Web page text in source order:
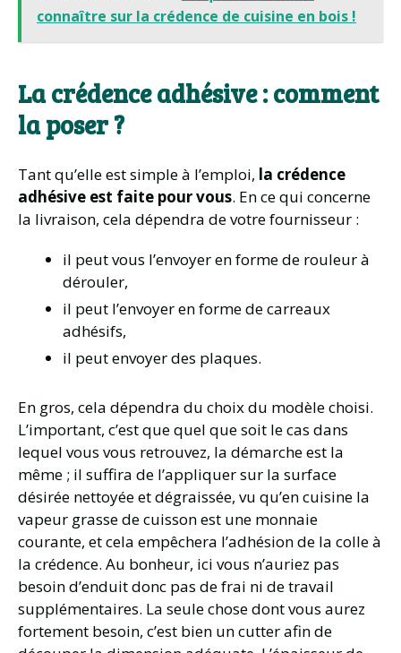
connaître sur la crédence de cuisine en bois !
La crédence adhésive : comment
la poser ?
Tant qu’elle est simple à l’emploi, la crédence
adhésive est faite pour vous. En ce qui concerne
la livraison, cela dépendra de votre fournisseur :
il peut vous l’envoyer en forme de rouleur à
dérouler,
il peut l’envoyer en forme de carreaux
adhésifs,
il peut envoyer des plaques.
En gros, cela dépendra du choix du modèle choisi.
L’important, c’est que quel que soit le cas dans
lequel vous vous retrouvez, la démarche est la
même ; il suffira de l’appliquer sur la surface
désirée nettoyée et dégraissée, vu qu’en cuisine la
vapeur grasse de cuisson est une monnaie
courante, et cela empêchera l’adhésion de la colle à
la crédence. Au bonheur, ici vous n’auriez pas
besoin d’enduit donc pas de frai ni de travail
supplémentaires. La seule chose dont vous aurez
fortement besoin, c’est bien un cutter afin de